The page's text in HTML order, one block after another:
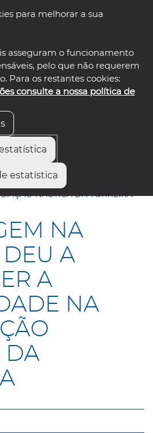
para melhorar a sua
asseguram o funcionamento
pelo que não requerem
Para os restantes cookies:
consulte a nossa política de
estatística
select language
DEU A CONHECER A
NÁUTICA DA TORREIRA
NA
DEU A
A
NA
DA